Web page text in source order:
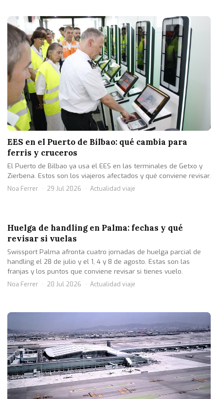
EES en el Puerto de Bilbao: qué cambia para
ferris y cruceros
El Puerto de Bilbao ya usa el EES en las terminales de Getxo y
Zierbena. Estos son los viajeros afectados y qué conviene revisar.
Noa Ferrer 29 Jul 2026 Actualidad viaje
Huelga de handling en Palma: fechas y qué
revisar si vuelas
Swissport Palma afronta cuatro jornadas de huelga parcial de
handling el 28 de julio y el 1, 4 y 8 de agosto. Estas son las
franjas y los puntos que conviene revisar si tienes vuelo.
Noa Ferrer 20 Jul 2026 Actualidad viaje